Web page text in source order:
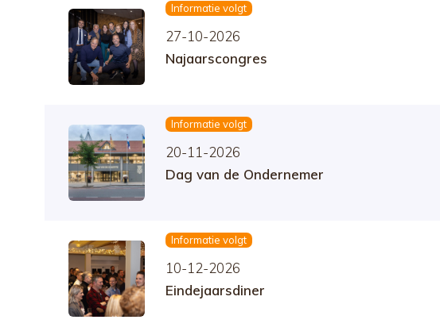
Informatie volgt
27-10-2026
Najaarscongres
Informatie volgt
20-11-2026
Dag van de Ondernemer
Informatie volgt
10-12-2026
Eindejaarsdiner